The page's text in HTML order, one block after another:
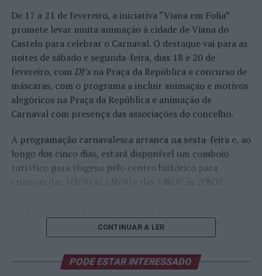
De 17 a 21 de fevereiro, a iniciativa “Viana em Folia”
promete levar muita animação à cidade de Viana do
Castelo para celebrar o Carnaval. O destaque vai para as
noites de sábado e segunda-feira, dias 18 e 20 de
fevereiro, com DJ’sna Praça da República e concurso de
máscaras, com o programa a incluir animação e motivos
alegóricos na Praça da República e animação de
Carnaval com presença das associações do concelho.
A programação carnavalesca arranca na sexta-feira e, ao
longo dos cinco dias, estará disponível um comboio
turístico para viagens pelo centro histórico para
crianças das 10h00 às 13h00 e das 14h00 às 20h00.
recebe, das 10h00 às 13h00, dança e construção de fitas
de dança criativa e, pelas 11h00, dançahip-hoppor Ana
CONTINUAR A LER
PODE ESTAR INTERESSADO